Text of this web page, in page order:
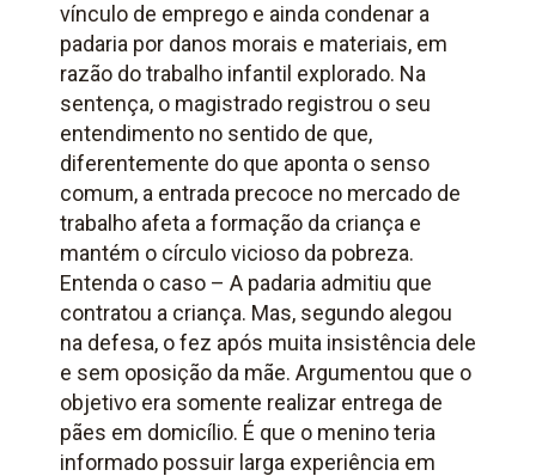
vínculo de emprego e ainda condenar a
padaria por danos morais e materiais, em
razão do trabalho infantil explorado. Na
sentença, o magistrado registrou o seu
entendimento no sentido de que,
diferentemente do que aponta o senso
comum, a entrada precoce no mercado de
trabalho afeta a formação da criança e
mantém o círculo vicioso da pobreza.
Entenda o caso – A padaria admitiu que
contratou a criança. Mas, segundo alegou
na defesa, o fez após muita insistência dele
e sem oposição da mãe. Argumentou que o
objetivo era somente realizar entrega de
pães em domicílio. É que o menino teria
informado possuir larga experiência em